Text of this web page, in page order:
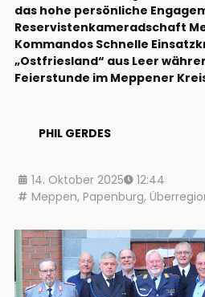
das hohe persönliche
Reservistenkameradschaft
Kommandos Schnelle
„Ostfriesland“ aus Leer
Feierstunde im Meppener
PHIL GERDES
14. Oktober 2025
12:44
Meppen, Papenburg,